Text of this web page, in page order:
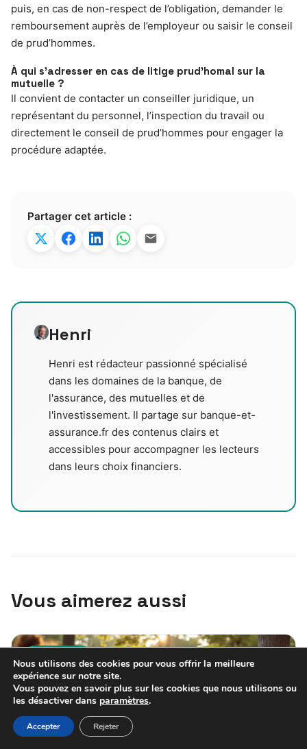
puis, en cas de non-respect de l’obligation, demander le
remboursement auprès de l’employeur ou saisir le conseil
de prud’hommes.
À qui s’adresser en cas de litige prud’homal sur la
mutuelle ?
Il convient de contacter un conseiller juridique, un
représentant du personnel, l’inspection du travail ou
directement le conseil de prud’hommes pour engager la
procédure adaptée.
Partager cet article :
Henri
Henri est rédacteur passionné spécialisé
dans les domaines de la banque, de
l'assurance, des mutuelles et de
l'investissement. Il partage sur banque-et-
assurance.fr des contenus clairs et
accessibles pour accompagner les lecteurs
dans leurs choix financiers.
Vous aimerez aussi
MUTUELLE
Nous utilisons des cookies pour vous offrir la meilleure
expérience sur notre site.
Vous pouvez en savoir plus sur les cookies que nous utilisons ou
les désactiver dans paramètres.
Accepter Rejeter